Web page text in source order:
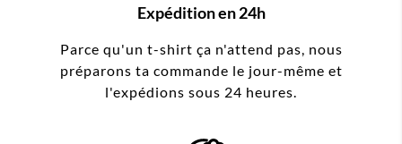
Expédition en 24h
Parce qu'un t-shirt ça n'attend pas, nous
préparons ta commande le jour-même et
l'expédions sous 24 heures.